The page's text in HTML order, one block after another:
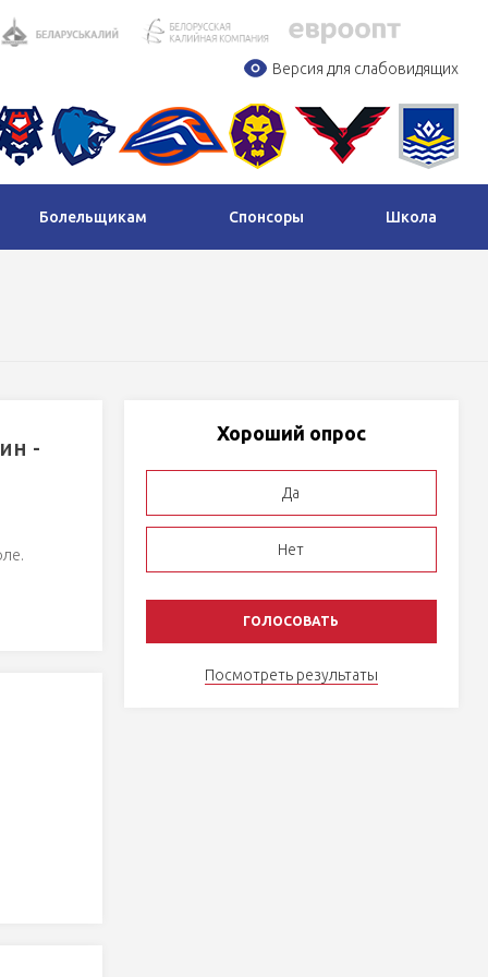
Версия для слабовидящих
Болельщикам Спонсоры Школа
-
Хороший опрос
Да
Нет
Посмотреть результаты